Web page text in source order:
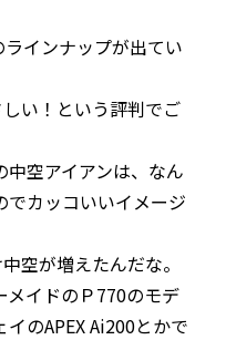
インナップが出てい
い！という評判でご
空アイアンは、なん
でカッコいいイメージ
空が増えたんだな。
メイドのＰ770のモデ
のAPEX Ai200とかで